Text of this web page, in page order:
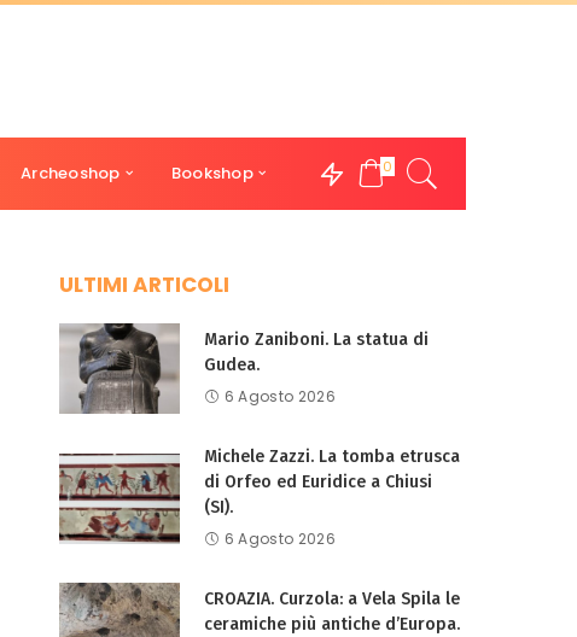
Archeoshop Bookshop 0
ULTIMI ARTICOLI
Mario Zaniboni. La statua di
Gudea.
6 Agosto 2026
Michele Zazzi. La tomba etrusca
di Orfeo ed Euridice a Chiusi
(SI).
6 Agosto 2026
CROAZIA. Curzola: a Vela Spila le
ceramiche più antiche d’Europa.